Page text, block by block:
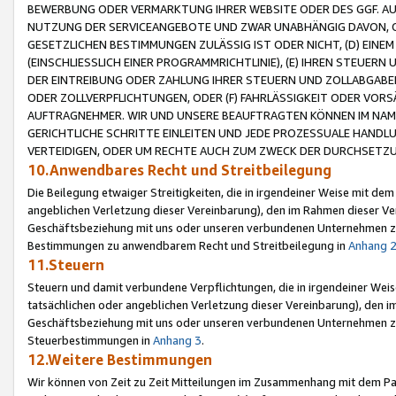
BEWERBUNG ODER VERMARKTUNG IHRER WEBSITE ODER DES GGF.
NUTZUNG DER SERVICEANGEBOTE UND ZWAR UNABHÄNGIG
GESETZLICHEN BESTIMMUNGEN ZULÄSSIG IST ODER NICHT, (D)
(EINSCHLIESSLICH EINER PROGRAMMRICHTLINIE), (E) IHREN
DER EINTREIBUNG ODER ZAHLUNG IHRER STEUERN UND
ODER ZOLLVERPFLICHTUNGEN, ODER (F) FAHRLÄSSIGKEIT ODER
AUFTRAGNEHMER. WIR UND UNSERE BEAUFTRAGTEN KÖNNEN IM
GERICHTLICHE SCHRITTE EINLEITEN UND JEDE PROZESSUALE
VERTEIDIGEN, ODER UM RECHTE AUCH ZUM ZWECK DER
10.Anwendbares Recht und Streitbeilegung
Die Beilegung etwaiger Streitigkeiten, die in irgendeiner Weise mit
angeblichen Verletzung dieser Vereinbarung), den im Rahmen dieser
Geschäftsbeziehung mit uns oder unseren verbundenen
Bestimmungen zu anwendbarem Recht und Streitbeilegung in Anhang 2
11.Steuern
Steuern und damit verbundene Verpflichtungen, die in irgendeiner
tatsächlichen oder angeblichen Verletzung dieser Vereinbarung), den
Geschäftsbeziehung mit uns oder unseren verbundenen
Steuerbestimmungen in Anhang 3.
12.Weitere Bestimmungen
Wir können von Zeit zu Zeit Mitteilungen im Zusammenhang mit dem